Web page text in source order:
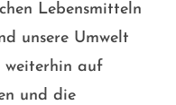
Lebensmitteln
unsere Umwelt
weiterhin auf
und die